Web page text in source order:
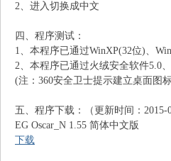
2、进入切换成中文
四、程序测试：
1、本程序已通过WinXP(32位)、
2、本程序已通过火绒安全软件5.0
(注：360安全卫士提示建立桌面图
五、程序下载：（更新时间：2015-
EG Oscar_N 1.55 简体中文版
下载